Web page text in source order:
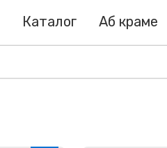
Каталог Аб краме